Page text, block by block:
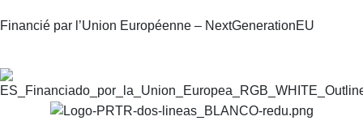
Financié par l’Union Européenne – NextGenerationEU